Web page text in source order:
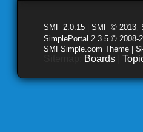
SMF 2.0.15 SMF © 2013
SimplePortal 2.3.5 © 2008-
SMFSimple.com Theme |
Boards